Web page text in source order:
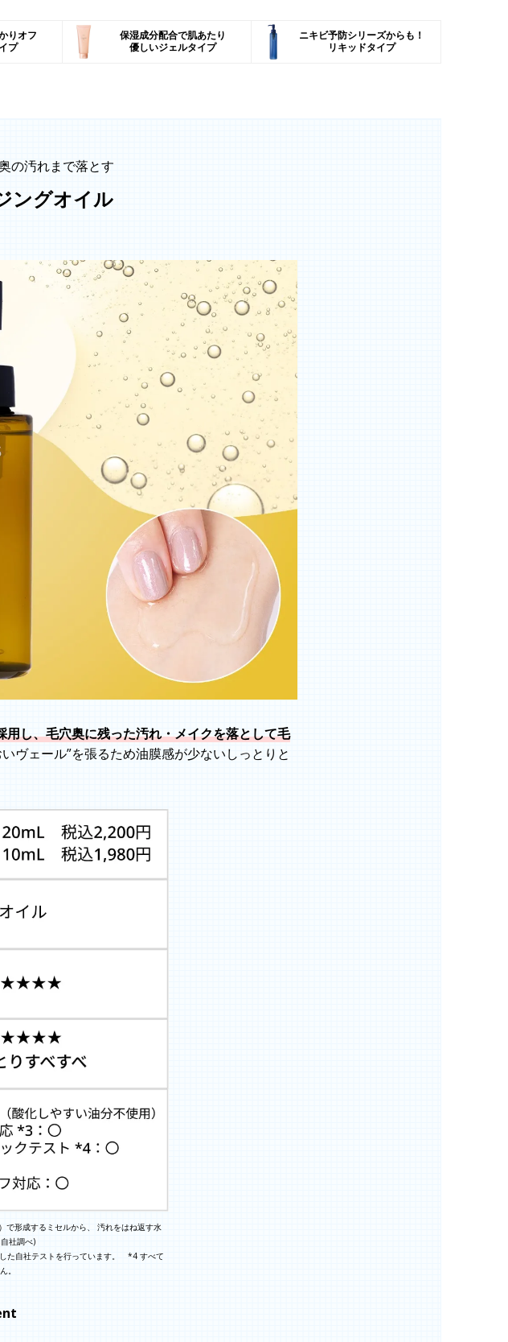
りオフ
プ
保湿成分配合で肌あたり
優しいジェルタイプ
ニキビ予防シリーズからも！
リキッドタイプ
の汚れまで落とす
ングオイル
用し、毛穴奥に残った汚れ・メイクを落として毛
ヴェール”を張るため油膜感が少ないしっとりと
で形成するミセルから、 汚れをはね返す水
自社調べ)
た自社テストを行っています。 *4 すべて
。